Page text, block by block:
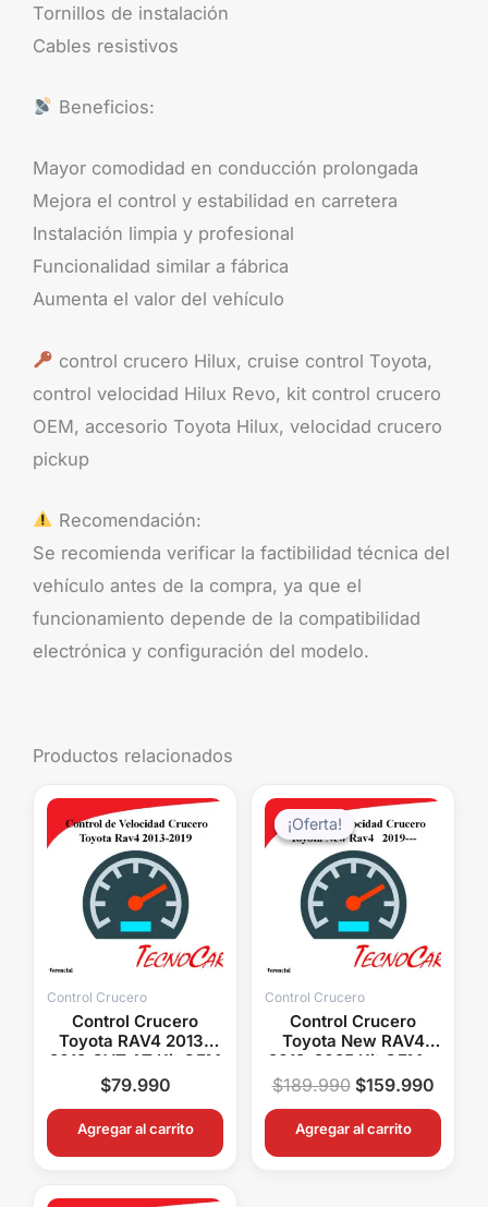
Tornillos de instalación
Cables resistivos
Beneficios:
Mayor comodidad en conducción prolongada
Mejora el control y estabilidad en carretera
Instalación limpia y profesional
Funcionalidad similar a fábrica
Aumenta el valor del vehículo
control crucero Hilux, cruise control Toyota,
control velocidad Hilux Revo, kit control crucero
OEM, accesorio Toyota Hilux, velocidad crucero
pickup
Recomendación:
Se recomienda verificar la factibilidad técnica del
vehículo antes de la compra, ya que el
funcionamiento depende de la compatibilidad
electrónica y configuración del modelo.
Productos relacionados
Control Crucero
Control Crucero
Toyota RAV4 2013-
2019 CVT AT Kit OEM
Velocidad Crucero
Original
$79.990
Agregar al carrito
¡Oferta!
¡Oferta!
Control Crucero
Control Crucero
Toyota New RAV4
2019-2025 Kit OEM +
Comando de Voz
CarPlay Android Auto
$189.990
El
precio
original
era:
$189.990.
$159.990
El
Agregar al carrito